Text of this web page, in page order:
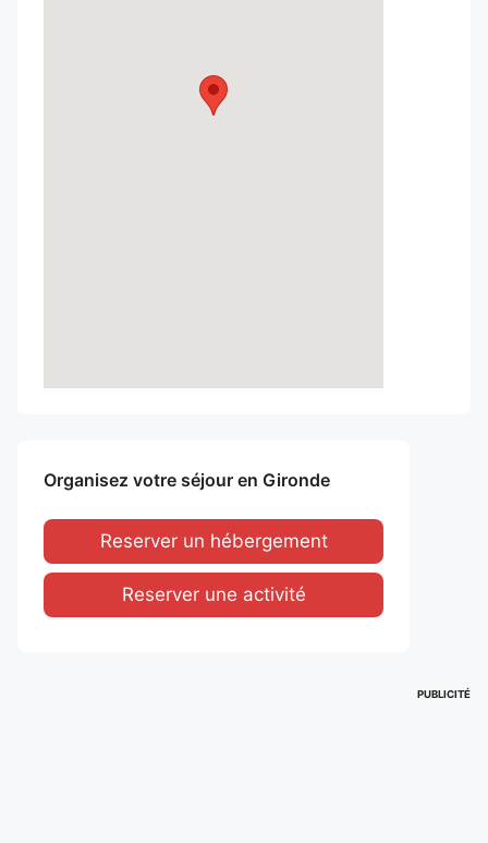
Organisez votre séjour en Gironde
Reserver un hébergement
Reserver une activité
PUBLICITÉ